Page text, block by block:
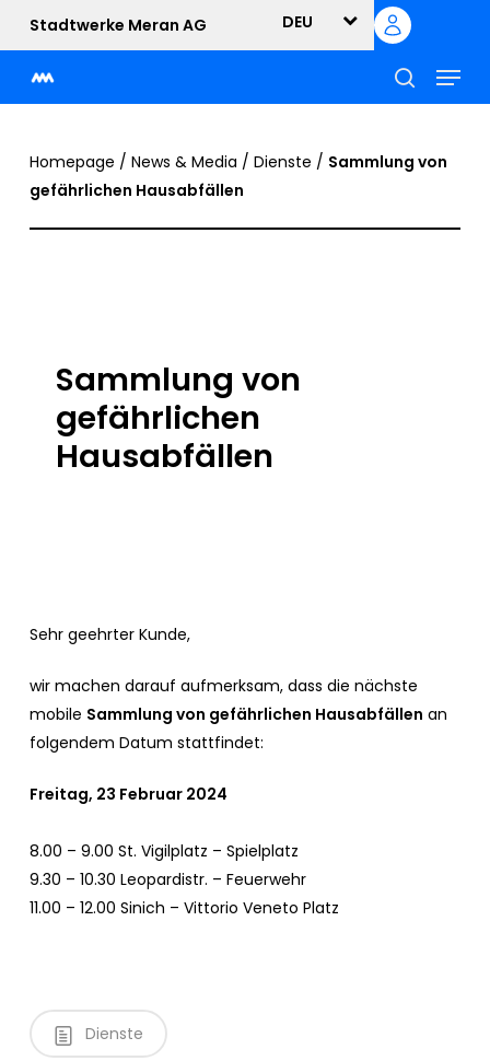
main
content
Stadtwerke Meran AG DEU
suche
Menu
Homepage / News & Media / Dienste / Sammlung von
gefährlichen Hausabfällen
Sammlung von
gefährlichen
Hausabfällen
Sehr geehrter Kunde,
wir machen darauf aufmerksam, dass die nächste
mobile Sammlung von gefährlichen Hausabfällen an
folgendem Datum stattfindet:
Freitag, 23 Februar 2024
8.00 – 9.00 St. Vigilplatz – Spielplatz
9.30 – 10.30 Leopardistr. – Feuerwehr
11.00 – 12.00 Sinich – Vittorio Veneto Platz
Dienste